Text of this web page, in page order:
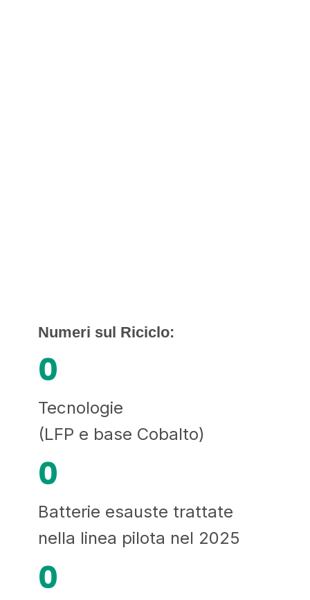
Numeri sul Riciclo:
0
Tecnologie
(LFP e base Cobalto)
0
Batterie esauste trattate
nella linea pilota nel 2025
0